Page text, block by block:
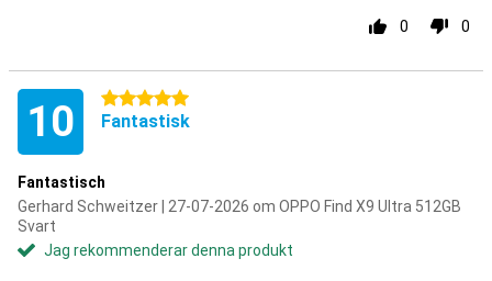
0 0
10 5 stjärnor
Fantastisk
Fantastisch
Gerhard Schweitzer | 27-07-2026 om OPPO Find X9 Ultra 512GB
Svart
Jag rekommenderar denna produkt